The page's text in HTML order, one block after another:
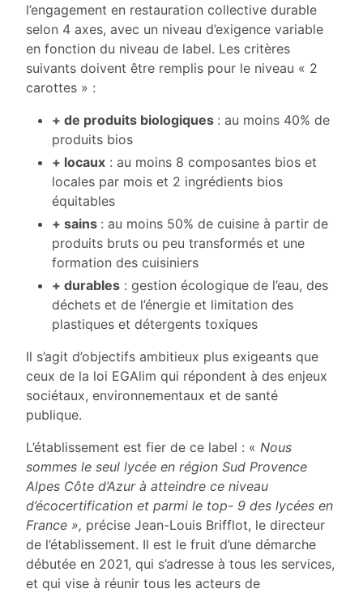
l’engagement en restauration collective durable
selon 4 axes, avec un niveau d’exigence variable
en fonction du niveau de label. Les critères
suivants doivent être remplis pour le niveau « 2
carottes » :
+ de produits biologiques : au moins 40% de
produits bios
+ locaux : au moins 8 composantes bios et
locales par mois et 2 ingrédients bios
équitables
+ sains : au moins 50% de cuisine à partir de
produits bruts ou peu transformés et une
formation des cuisiniers
+ durables : gestion écologique de l’eau, des
déchets et de l’énergie et limitation des
plastiques et détergents toxiques
Il s’agit d’objectifs ambitieux plus exigeants que
ceux de la loi EGAlim qui répondent à des enjeux
sociétaux, environnementaux et de santé
publique.
L’établissement est fier de ce label : « Nous
sommes le seul lycée en région Sud Provence
Alpes Côte d’Azur à atteindre ce niveau
d’écocertification et parmi le top- 9 des lycées en
France », précise Jean-Louis Brifflot, le directeur
de l’établissement. Il est le fruit d’une démarche
débutée en 2021, qui s’adresse à tous les services,
et qui vise à réunir tous les acteurs de